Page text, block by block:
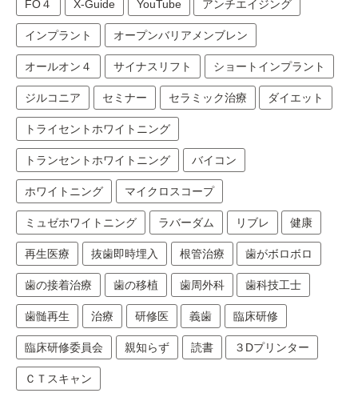
FO４ X-Guide YouTube アンチエイジング
インプラント オープンバリアメンブレン
オールオン４ サイナスリフト ショートインプラント
ジルコニア セミナー セラミック治療 ダイエット
トライセントホワイトニング
トランセントホワイトニング バイコン
ホワイトニング マイクロスコープ
ミュゼホワイトニング ラバーダム リブレ 健康
再生医療 抜歯即時埋入 根管治療 歯がボロボロ
歯の接着治療 歯の移植 歯周外科 歯科技工士
歯髄再生 治療 研修医 義歯 臨床研修
臨床研修委員会 親知らず 読書 ３Dプリンター
ＣＴスキャン